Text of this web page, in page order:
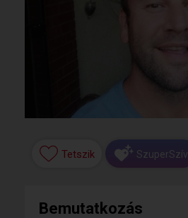
Tetszik SzuperSzív
Bemutatkozás